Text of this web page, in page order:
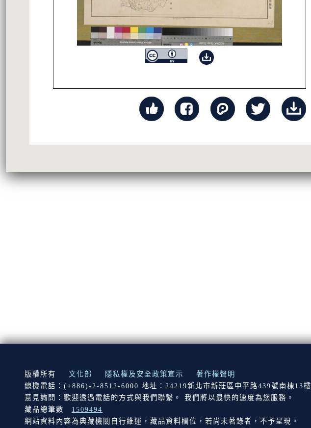
:::
版權所有 文化部 隱私權及安全政策宣示
著作權聲明
總機電話：(+886)-2-8512-6000 地址：24219新北市新莊區中平路439號南棟13樓
意見詢問：歡迎透過電話的方式與我們聯繫。 我們將以最快的速度為您服務。
藏品總筆數
1509494
網站資料內容為典藏機關自行維運，藏品資料欄位，若尚未著錄者，不予呈現。